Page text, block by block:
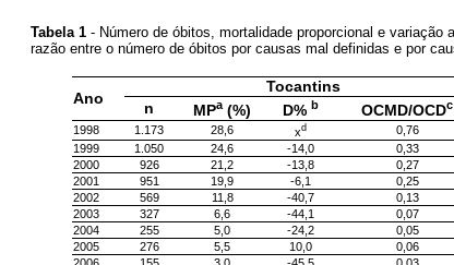
Tabela 1 - Número de óbitos, mortalidade proporcional e
razão entre o número de óbitos por causas mal definidas e por
Ano
Tocantins
n
MPa(%) D% b OCMD/OCDc
1998
1.173 28,6 xd 0,76
1999
1.050 24,6 -14,0 0,33
2000
926 21,2 -13,8 0,27
2001
951 19,9 -6,1 0,25
2002
569 11,8 -40,7 0,13
2003
327 6,6 -44,1 0,07
2004
255 5,0 -24,2 0,05
2005
276 5,5 10,0 0,06